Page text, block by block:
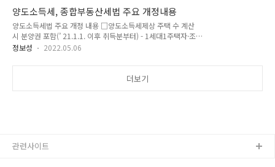
습하게 해요. 놀이는 자녀의 발달을 지원해요 놀이는 언어 능력
과 표상 능력을 신장시키고 의사소통 능력..
러운 이불, 선이 분명한 그림을 이용하여 감각적인 경험을 할 수
있는 놀이를 해 주세요. 3. 대근육을 이용한 놀이를 해 주세요. 간
단한 아기 체조와 몸 움직이기, 안고 기기, 서고 엎드리기 등 영
아가 몸을 자유롭게 움직이며 놀이하도록 도와주세요. 12~24개
월 자녀 1. 관심을 보이는 장난감을 이용하여 놀아 주세요. 자녀
양도소득세, 종합부동산세법 주요 개정내용
양도소득세법 주요 개정 내용 □양도소득세제상 주택 수 계산
시 분양권 포함(’ 21.1.1. 이후 취득분부터) - 1세대1주택자·조
정대상지역 내 다주택자 등 양도소득 세제상 주택 수를 계산할
이후 양도분부터) - 보유기간 연 8% 공제율을「보유기간
정보성 2022.05.06
더보기
관련사이트